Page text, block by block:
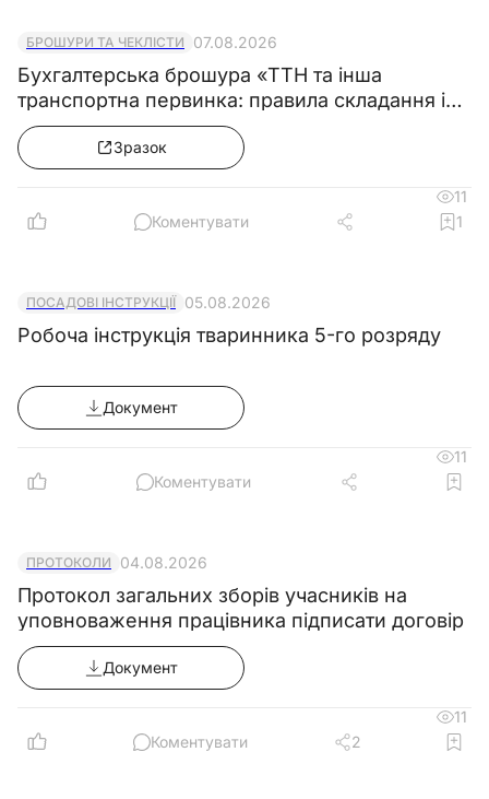
БРОШУРИ ТА ЧЕКЛІСТИ 07.08.2026
Бухгалтерська брошура «ТТН та інша
транспортна первинка: правила складання і
зразки»
Зразок
11
Коментувати
1
ПОСАДОВІ ІНСТРУКЦІЇ 05.08.2026
Робоча інструкція тваринника 5-го розряду
Документ
11
Коментувати
ПРОТОКОЛИ 04.08.2026
Протокол загальних зборів учасників на
уповноваження працівника підписати договір
Документ
11
Коментувати
2